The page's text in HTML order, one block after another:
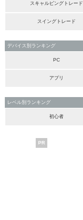
スキャルピングトレード
スイングトレード
デバイス別ランキング
PC
アプリ
レベル別ランキング
初心者
PR